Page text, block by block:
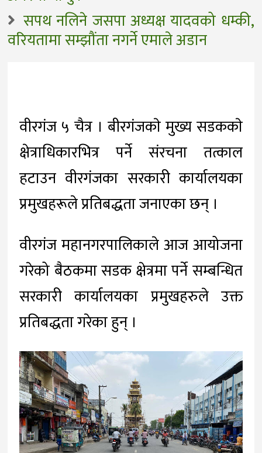
सपथ नलिने जसपा अध्यक्ष यादवको धम्की,
वरियतामा सम्झौंता नगर्ने एमाले अडान
वीरगंज ५ चैत्र । बीरगंजकाे मुख्य सडककाे
क्षेत्राधिकारभित्र पर्ने संरचना तत्काल
हटाउन वीरगंजका सरकारी कार्यालयका
प्रमुखहरूले प्रतिबद्धता जनाएका छन् ।
वीरगंज महानगरपालिकाले आज आयोजना
गरेको बैठकमा सडक क्षेत्रमा पर्ने सम्बन्धित
सरकारी कार्यालयका प्रमुखहरुले उक्त
प्रतिबद्धता गरेका हुन् ।